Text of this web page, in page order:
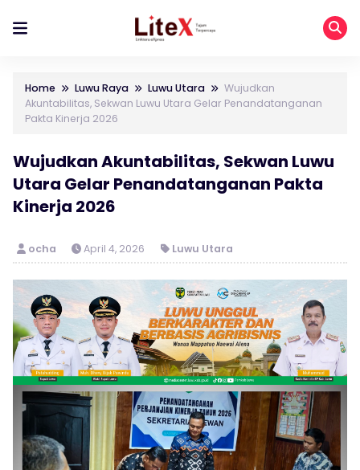
Home Luwu Raya Luwu Utara
Wujudkan
Akuntabilitas, Sekwan Luwu Utara Gelar Penandatanganan
Pakta Kinerja 2026
Wujudkan Akuntabilitas, Sekwan Luwu
Utara Gelar Penandatanganan Pakta
Kinerja 2026
ocha April 4, 2026 Luwu Utara